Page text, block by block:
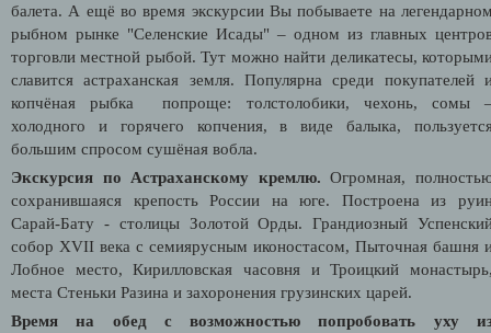
балета. А ещё во время экскурсии Вы побываете на
рыбном рынке "Селенские Исады" – одном из главных
торговли местной рыбой. Тут можно найти деликатесы,
славится астраханская земля. Популярна среди покупателей
копчёная рыбка попроще: толстолобики, чехонь, сомы
холодного и горячего копчения, в виде балыка,
большим спросом сушёная вобла.
Экскурсия по Астраханскому кремлю. Огромная,
сохранившаяся крепость России на юге. Построена из
Сарай-Бату - столицы Золотой Орды. Грандиозный
собор XVII века с семиярусным иконостасом, Пыточная башня
Лобное место, Кирилловская часовня и Троицкий
места Стеньки Разина и захоронения грузинских царей.
Время на обед с возможностью попробовать уху